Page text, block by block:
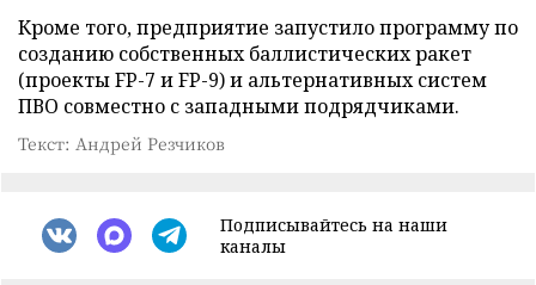
Кроме того, предприятие запустило программу по
созданию собственных баллистических ракет
(проекты FP-7 и FP-9) и альтернативных систем
ПВО совместно с западными подрядчиками.
Текст: Андрей Резчиков
Подписывайтесь на наши
каналы